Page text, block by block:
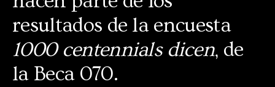
resultados de la encuesta
1000 centennials dicen, de
la Beca 070.